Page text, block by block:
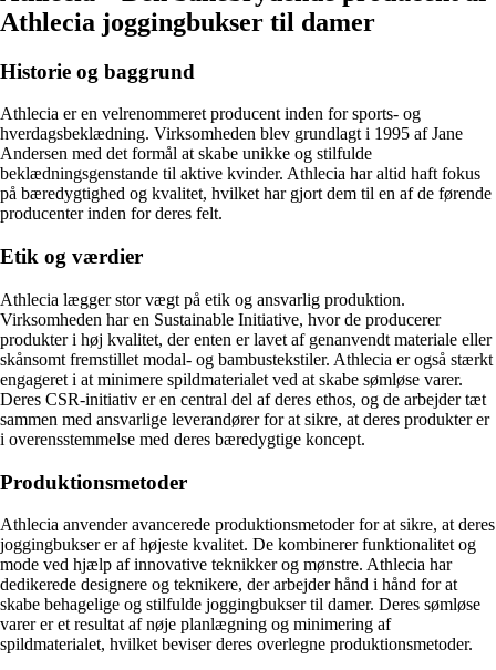
Athlecia joggingbukser til damer
Historie og baggrund
Athlecia er en velrenommeret producent inden for sports- og
hverdagsbeklædning. Virksomheden blev grundlagt i 1995 af Jane
Andersen med det formål at skabe unikke og stilfulde
beklædningsgenstande til aktive kvinder. Athlecia har altid haft fokus
på bæredygtighed og kvalitet, hvilket har gjort dem til en af de førende
producenter inden for deres felt.
Etik og værdier
Athlecia lægger stor vægt på etik og ansvarlig produktion.
Virksomheden har en Sustainable Initiative, hvor de producerer
produkter i høj kvalitet, der enten er lavet af genanvendt materiale eller
skånsomt fremstillet modal- og bambustekstiler. Athlecia er også stærkt
engageret i at minimere spildmaterialet ved at skabe sømløse varer.
Deres CSR-initiativ er en central del af deres ethos, og de arbejder tæt
sammen med ansvarlige leverandører for at sikre, at deres produkter er
i overensstemmelse med deres bæredygtige koncept.
Produktionsmetoder
Athlecia anvender avancerede produktionsmetoder for at sikre, at deres
joggingbukser er af højeste kvalitet. De kombinerer funktionalitet og
mode ved hjælp af innovative teknikker og mønstre. Athlecia har
dedikerede designere og teknikere, der arbejder hånd i hånd for at
skabe behagelige og stilfulde joggingbukser til damer. Deres sømløse
varer er et resultat af nøje planlægning og minimering af
spildmaterialet, hvilket beviser deres overlegne produktionsmetoder.